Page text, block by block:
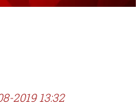
2019 13:32